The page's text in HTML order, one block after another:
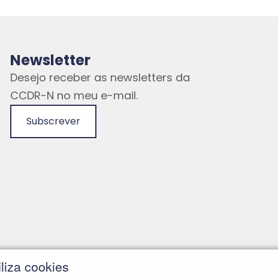
Newsletter
Desejo receber as newsletters da
CCDR-N no meu e-mail.
Subscrever
cookies